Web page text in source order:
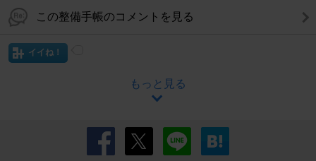
この整備手帳のコメントを見る
イイね！
もっと見る